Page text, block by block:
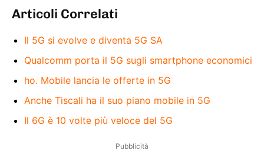
Articoli Correlati
Il 5G si evolve e diventa 5G SA
Qualcomm porta il 5G sugli smartphone economici
ho. Mobile lancia le offerte in 5G
Anche Tiscali ha il suo piano mobile in 5G
Il 6G è 10 volte più veloce del 5G
Pubblicità